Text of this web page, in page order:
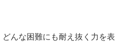
んな困難にも耐え抜く力を表